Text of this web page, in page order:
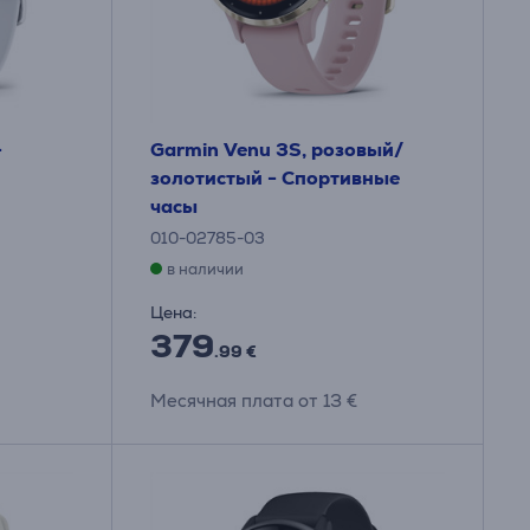
Garmin Venu 3S, розовый/
золотистый - Спортивные
часы
010-02785-03
в наличии
Цена:
379.99 €
Месячная плата от 13 €